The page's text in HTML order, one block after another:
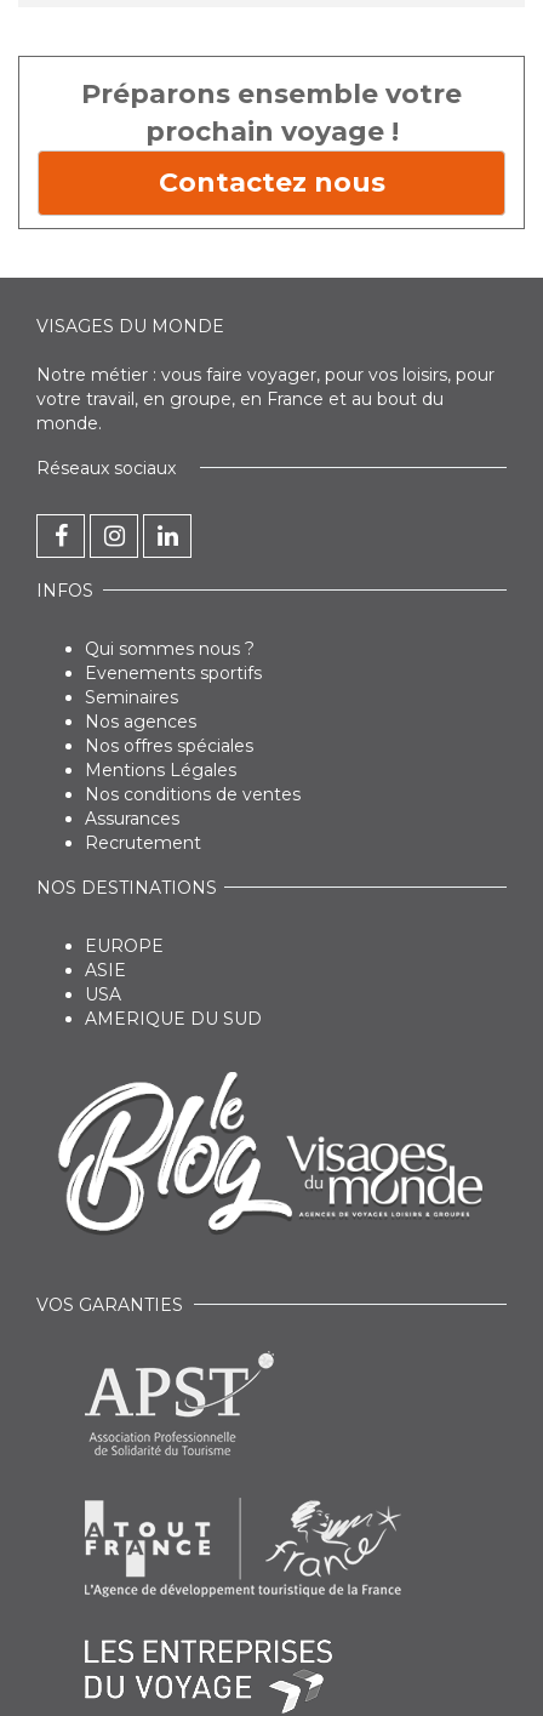
Préparons ensemble votre
prochain voyage !
Contactez nous
VISAGES DU MONDE
Notre métier : vous faire voyager, pour vos loisirs, pour
votre travail, en groupe, en France et au bout du
monde.
Réseaux sociaux
INFOS
Qui sommes nous ?
Evenements sportifs
Seminaires
Nos agences
Nos offres spéciales
Mentions Légales
Nos conditions de ventes
Assurances
Recrutement
NOS DESTINATIONS
EUROPE
ASIE
USA
AMERIQUE DU SUD
VOS GARANTIES